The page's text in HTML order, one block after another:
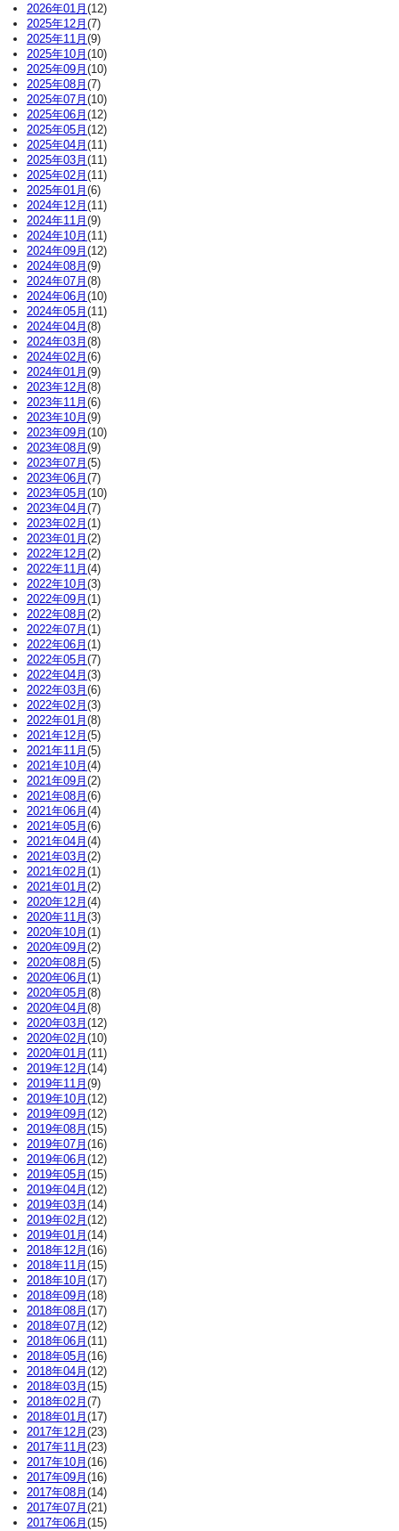
2026年01月 (12)
2025年12月 (7)
2025年11月 (9)
2025年10月 (10)
2025年09月 (10)
2025年08月 (7)
2025年07月 (10)
2025年06月 (12)
2025年05月 (12)
2025年04月 (11)
2025年03月 (11)
2025年02月 (11)
2025年01月 (6)
2024年12月 (11)
2024年11月 (9)
2024年10月 (11)
2024年09月 (12)
2024年08月 (9)
2024年07月 (8)
2024年06月 (10)
2024年05月 (11)
2024年04月 (8)
2024年03月 (8)
2024年02月 (6)
2024年01月 (9)
2023年12月 (8)
2023年11月 (6)
2023年10月 (9)
2023年09月 (10)
2023年08月 (9)
2023年07月 (5)
2023年06月 (7)
2023年05月 (10)
2023年04月 (7)
2023年02月 (1)
2023年01月 (2)
2022年12月 (2)
2022年11月 (4)
2022年10月 (3)
2022年09月 (1)
2022年08月 (2)
2022年07月 (1)
2022年06月 (1)
2022年05月 (7)
2022年04月 (3)
2022年03月 (6)
2022年02月 (3)
2022年01月 (8)
2021年12月 (5)
2021年11月 (5)
2021年10月 (4)
2021年09月 (2)
2021年08月 (6)
2021年06月 (4)
2021年05月 (6)
2021年04月 (4)
2021年03月 (2)
2021年02月 (1)
2021年01月 (2)
2020年12月 (4)
2020年11月 (3)
2020年10月 (1)
2020年09月 (2)
2020年08月 (5)
2020年06月 (1)
2020年05月 (8)
2020年04月 (8)
2020年03月 (12)
2020年02月 (10)
2020年01月 (11)
2019年12月 (14)
2019年11月 (9)
2019年10月 (12)
2019年09月 (12)
2019年08月 (15)
2019年07月 (16)
2019年06月 (12)
2019年05月 (15)
2019年04月 (12)
2019年03月 (14)
2019年02月 (12)
2019年01月 (14)
2018年12月 (16)
2018年11月 (15)
2018年10月 (17)
2018年09月 (18)
2018年08月 (17)
2018年07月 (12)
2018年06月 (11)
2018年05月 (16)
2018年04月 (12)
2018年03月 (15)
2018年02月 (7)
2018年01月 (17)
2017年12月 (23)
2017年11月 (23)
2017年10月 (16)
2017年09月 (16)
2017年08月 (14)
2017年07月 (21)
2017年06月 (15)